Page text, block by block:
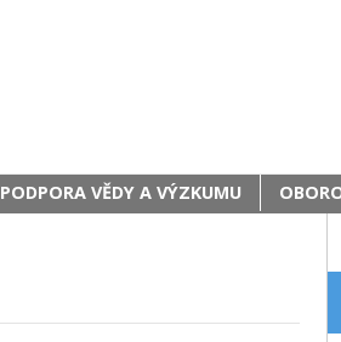
PODPORA VĚDY A VÝZKUMU